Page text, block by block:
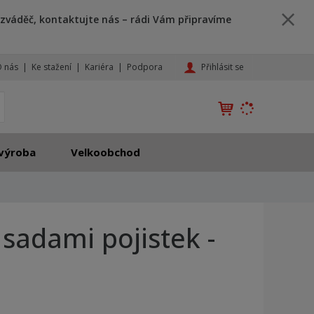
kontaktujte nás – rádi Vám připravíme
nás Ke stažení Kariéra Podpora Přihlásit se
l
t
e
Velkoobchod
pojistek -